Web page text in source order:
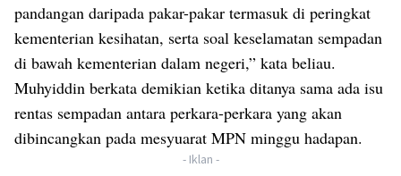
pandangan daripada pakar-pakar termasuk di peringkat
kementerian kesihatan, serta soal keselamatan sempadan
di bawah kementerian dalam negeri,” kata beliau.
Muhyiddin berkata demikian ketika ditanya sama ada isu
rentas sempadan antara perkara-perkara yang akan
dibincangkan pada mesyuarat MPN minggu hadapan.
- Iklan -